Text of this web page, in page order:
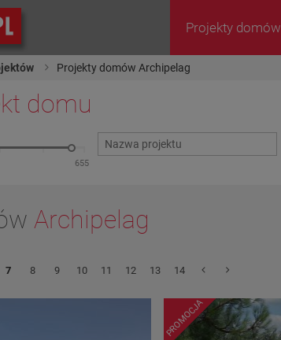
Projekty domów
Projekty domów Archipelag
domu
Archipelag
7 8 9 10 11 12 13 14
PROMOCJA